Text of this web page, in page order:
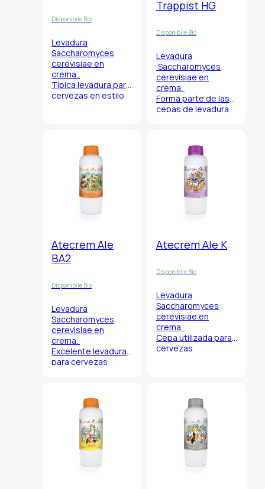
Disponibile Bio
Levadura
Saccharomyces
cerevisiae en
crema.
Típica levadura para
cervezas en estilo
afrutado.
Trappist HG
Disponibile Bio
Levadura
Saccharomyces
cerevisiae en
crema.
Forma parte de las
cepas de levadura
Atecrem Ale
BA2
Disponibile Bio
Levadura
Saccharomyces
cerevisiae en
crema.
Excelente levadura
para cervezas
aromático limpio
que permite de
utilizar mostos ricos
en malta.
Atecrem Ale K
Disponibile Bio
Levadura
Saccharomyces
cerevisiae en
crema.
Cepa utilizada para
cervezas
fermentación y
temperaturas
extremamente